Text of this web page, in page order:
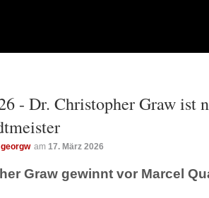
- Dr. Christopher Graw ist
georgw am 17. März 2026
Graw gewinnt vor Marcel